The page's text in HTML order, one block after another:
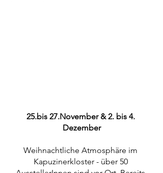
25.bis 27.November & 2. bis 4.
Dezember
Weihnachtliche Atmosphäre im
Kapuzinerkloster - über 50